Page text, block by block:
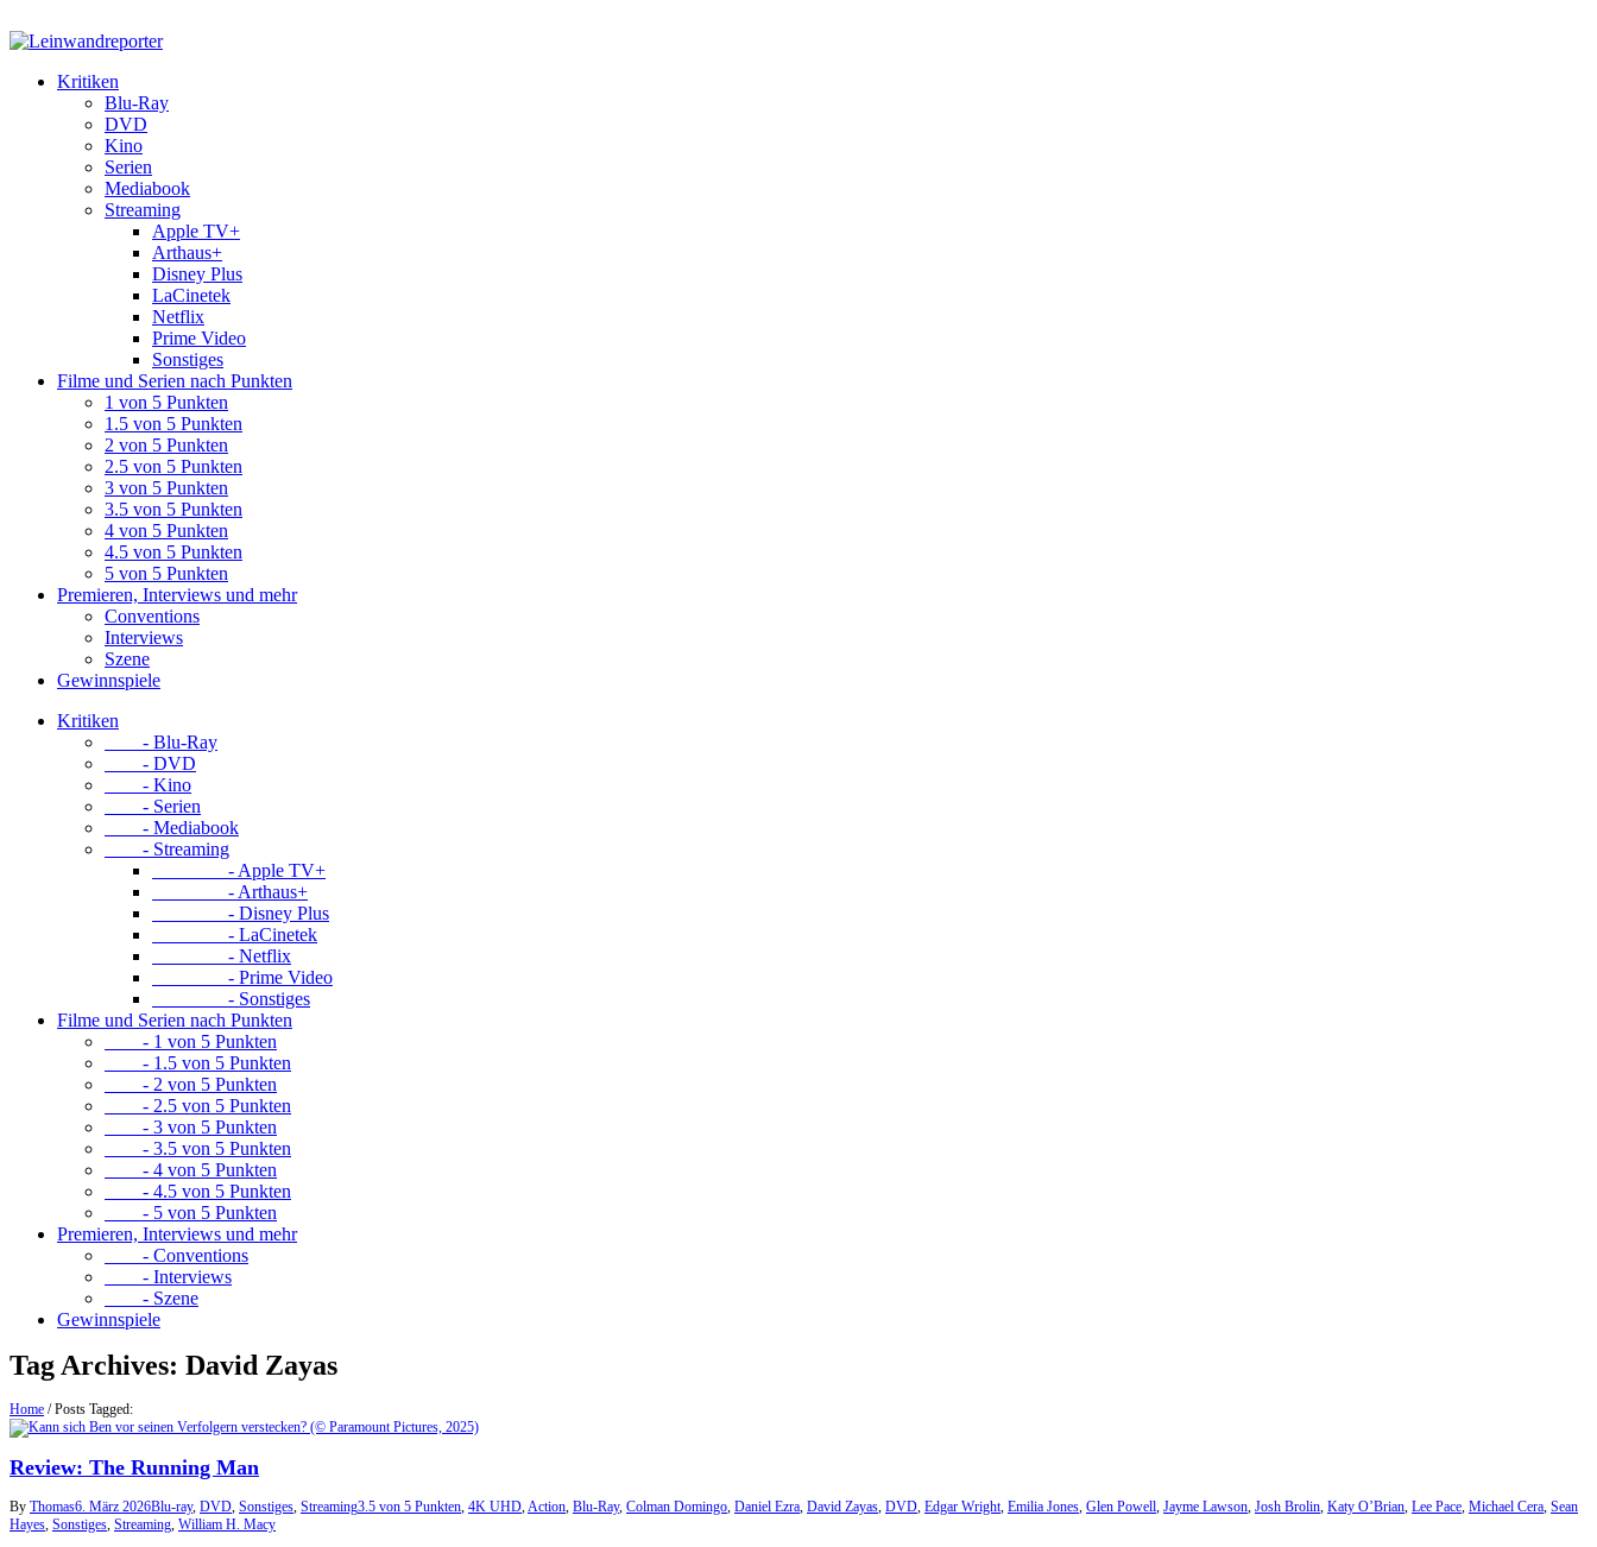
Kritiken
Blu-Ray
DVD
Kino
Serien
Mediabook
Streaming
Apple TV+
Arthaus+
Disney Plus
LaCinetek
Netflix
Prime Video
Sonstiges
Filme und Serien nach Punkten
1 von 5 Punkten
1.5 von 5 Punkten
2 von 5 Punkten
2.5 von 5 Punkten
3 von 5 Punkten
3.5 von 5 Punkten
4 von 5 Punkten
4.5 von 5 Punkten
5 von 5 Punkten
Premieren, Interviews und mehr
Conventions
Interviews
Szene
Gewinnspiele
Kritiken
- Blu-Ray
- DVD
- Kino
- Serien
- Mediabook
- Streaming
- Apple TV+
- Arthaus+
- Disney Plus
- LaCinetek
- Netflix
- Prime Video
- Sonstiges
Filme und Serien nach Punkten
- 1 von 5 Punkten
- 1.5 von 5 Punkten
- 2 von 5 Punkten
- 2.5 von 5 Punkten
- 3 von 5 Punkten
- 3.5 von 5 Punkten
- 4 von 5 Punkten
- 4.5 von 5 Punkten
- 5 von 5 Punkten
Premieren, Interviews und mehr
- Conventions
- Interviews
- Szene
Gewinnspiele
Tag Archives: David Zayas
Home /Posts Tagged:
Review: The Running Man
By Thomas6. März 2026Blu-ray, DVD, Sonstiges, Streaming3.5 von 5 Punkten, 4K UHD,Action, Blu-Ray, Colman Domingo, Daniel Ezra, David Zayas, DVD, Edgar Wright, Emilia Jones, Glen Powell, Jayme Lawson, Josh Brolin, Katy O’Brian, Lee Pace, Michael Cera, Sean
Hayes, Sonstiges, Streaming, William H. Macy